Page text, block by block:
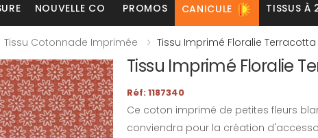
NOUVELLE CO PROMOS CANICULE TISSUS À
Tissu Cotonnade Imprimée Tissu Imprimé Floralie Terracotta
Tissu Imprimé Floralie
Réf: 1187340
Ce coton imprimé de petites fleurs
conviendra pour la création